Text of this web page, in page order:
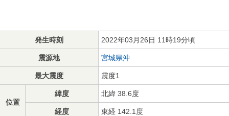
発生時刻 2022年03月26日 11時19分頃
震源地 宮城県沖
最大震度 震度1
位置
緯度 北緯 38.6度
経度 東経 142.1度